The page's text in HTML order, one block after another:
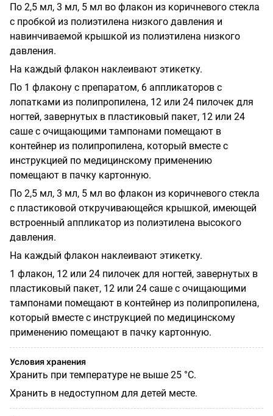
По 2,5 мл, 3 мл, 5 мл во флакон из коричневого стекла
с пробкой из полиэтилена низкого давления и
навинчиваемой крышкой из полиэтилена низкого
давления.
На каждый флакон наклеивают этикетку.
По 1 флакону с препаратом, 6 аппликаторов с
лопатками из полипропилена, 12 или 24 пилочек для
ногтей, завернутых в пластиковый пакет, 12 или 24
саше с очищающими тампонами помещают в
контейнер из полипропилена, который вместе с
инструкцией по медицинскому применению
помещают в пачку картонную.
По 2,5 мл, 3 мл, 5 мл во флакон из коричневого стекла
с пластиковой откручивающейся крышкой, имеющей
встроенный аппликатор из полиэтилена высокого
давления.
На каждый флакон наклеивают этикетку.
1 флакон, 12 или 24 пилочек для ногтей, завернутых в
пластиковый пакет, 12 или 24 саше с очищающими
тампонами помещают в контейнер из полипропилена,
который вместе с инструкцией по медицинскому
применению помещают в пачку картонную.
Условия хранения
Хранить при температуре не выше 25 °С.
Хранить в недоступном для детей месте.